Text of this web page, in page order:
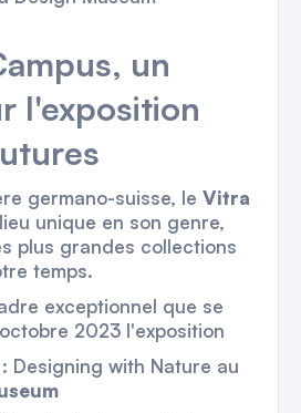
un
l'exposition
germano-suisse, le Vitra
unique en son genre,
plus grandes collections
temps.
exceptionnel que se
2023 l'exposition
Designing with Nature au